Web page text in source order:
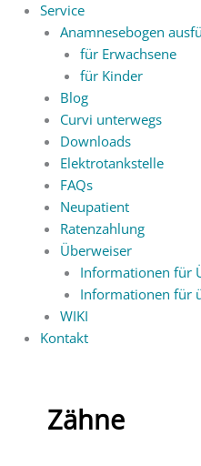
Service
Anamnesebogen
für Erwachsene
für Kinder
Blog
Curvi unterwegs
Downloads
Elektrotankstelle
FAQs
Neupatient
Ratenzahlung
Überweiser
Informationen für
Informationen für
WIKI
Kontakt
Zähne